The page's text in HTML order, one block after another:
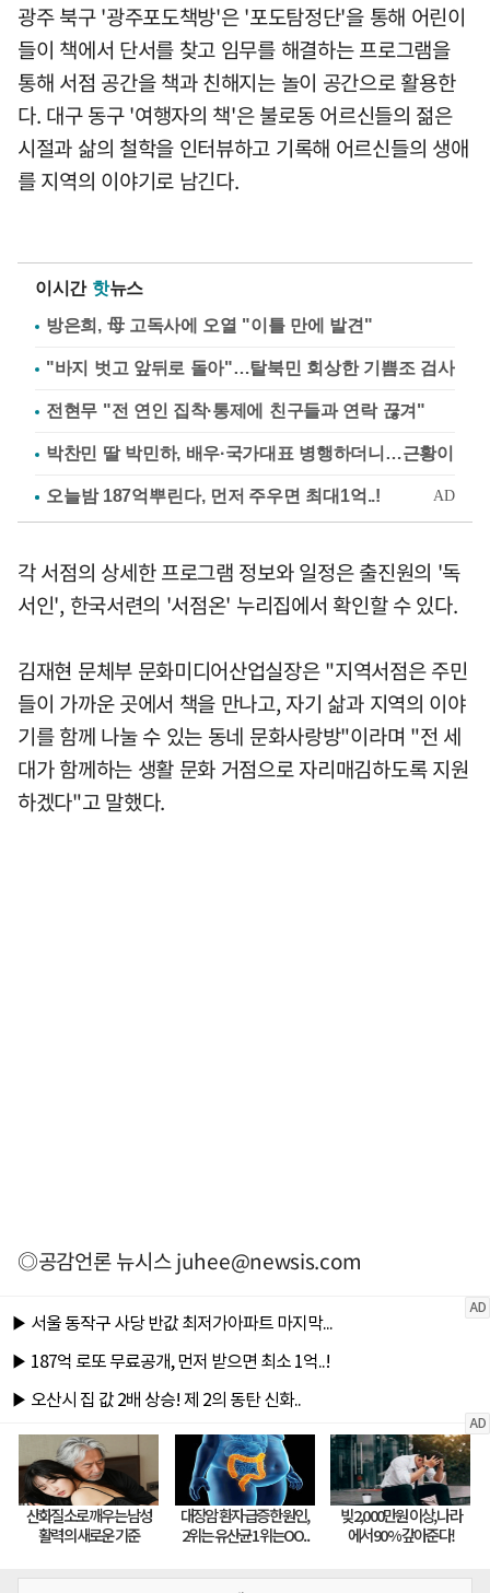
광주 북구 '광주포도책방'은 '포도탐정단'을 통해 어린이
들이 책에서 단서를 찾고 임무를 해결하는 프로그램을
통해 서점 공간을 책과 친해지는 놀이 공간으로 활용한
다. 대구 동구 '여행자의 책'은 불로동 어르신들의 젊은
시절과 삶의 철학을 인터뷰하고 기록해 어르신들의 생애
를 지역의 이야기로 남긴다.
이시간 핫뉴스
방은희, 母 고독사에 오열 "이틀 만에 발견"
"바지 벗고 앞뒤로 돌아"…탈북민 회상한 기쁨조 검사
전현무 "전 연인 집착·통제에 친구들과 연락 끊겨"
박찬민 딸 박민하, 배우·국가대표 병행하더니…근황이
각 서점의 상세한 프로그램 정보와 일정은 출진원의 '독
서인', 한국서련의 '서점온' 누리집에서 확인할 수 있다.
김재현 문체부 문화미디어산업실장은 "지역서점은 주민
들이 가까운 곳에서 책을 만나고, 자기 삶과 지역의 이야
기를 함께 나눌 수 있는 동네 문화사랑방"이라며 "전 세
대가 함께하는 생활 문화 거점으로 자리매김하도록 지원
하겠다"고 말했다.
◎공감언론 뉴시스juhee@newsis.com